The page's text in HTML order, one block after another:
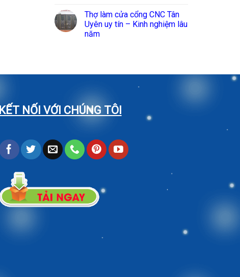
Thợ làm cửa cổng CNC Tân
Uyên uy tín – Kinh nghiệm lâu
năm
KẾT NỐI VỚI CHÚNG TÔI